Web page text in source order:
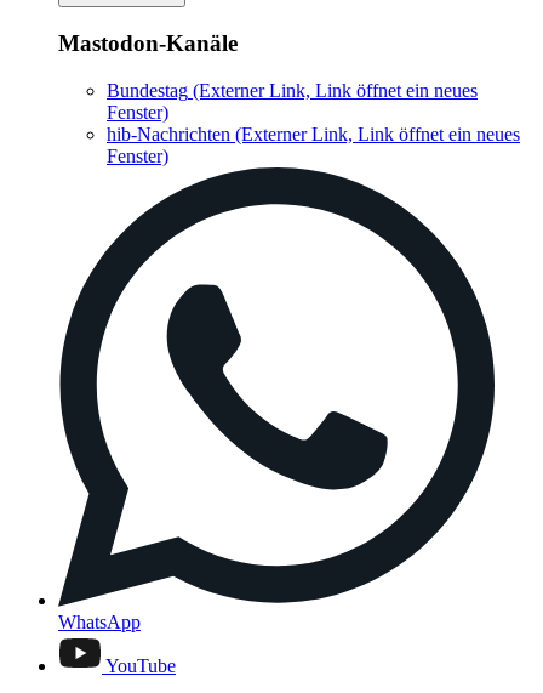
Mastodon-Kanäle
Bundestag (Externer Link, Link öffnet ein neues
Fenster)
hib-Nachrichten (Externer Link, Link öffnet ein neues
Fenster)
WhatsApp
YouTube